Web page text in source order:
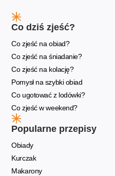
Co dziś zjeść?
Co zjeść na obiad?
Co zjeść na śniadanie?
Co zjeść na kolację?
Pomysł na szybki obiad
Co ugotować z lodówki?
Co zjeść w weekend?
Popularne przepisy
Obiady
Kurczak
Makarony